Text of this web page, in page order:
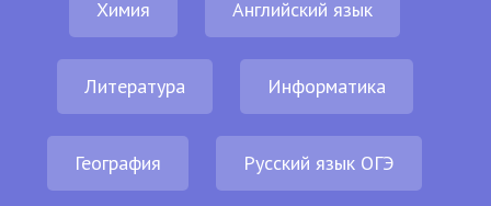
Химия Английский язык
Литература Информатика
География Русский язык ОГЭ